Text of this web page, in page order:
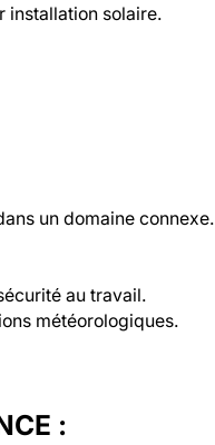
installation solaire.
un domaine connexe.
au travail.
météorologiques.
: